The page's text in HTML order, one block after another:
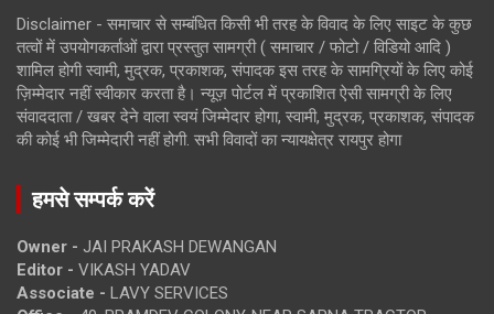
Disclaimer - समाचार से सम्बंधित किसी भी तरह के विवाद के लिए साइट के कुछ
तत्वों में उपयोगकर्ताओं द्वारा प्रस्तुत सामग्री ( समाचार / फोटो / विडियो आदि )
शामिल होगी स्वामी, मुद्रक, प्रकाशक, संपादक इस तरह के सामग्रियों के लिए कोई
ज़िम्मेदार नहीं स्वीकार करता है। न्यूज़ पोर्टल में प्रकाशित ऐसी सामग्री के लिए
संवाददाता / खबर देने वाला स्वयं जिम्मेदार होगा, स्वामी, मुद्रक, प्रकाशक, संपादक
की कोई भी जिम्मेदारी नहीं होगी. सभी विवादों का न्यायक्षेत्र रायपुर होगा
हमसे सम्पर्क करें
Owner - JAI PRAKASH DEWANGAN
Editor - VIKASH YADAV
Associate - LAVY SERVICES